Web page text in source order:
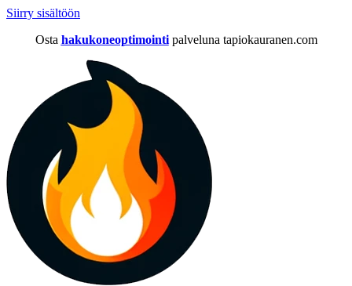
Siirry sisältöön
Osta hakukoneoptimointi palveluna tapiokauranen.com